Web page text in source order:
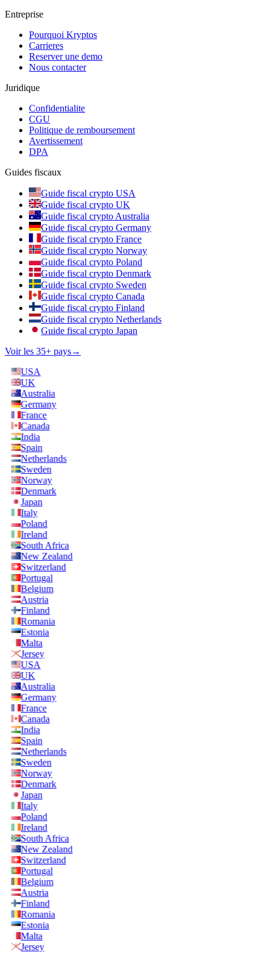
Entreprise
Pourquoi Kryptos
Carrieres
Reserver une demo
Nous contacter
Juridique
Confidentialite
CGU
Politique de remboursement
Avertissement
DPA
Guides fiscaux
Guide fiscal crypto USA
Guide fiscal crypto UK
Guide fiscal crypto Australia
Guide fiscal crypto Germany
Guide fiscal crypto France
Guide fiscal crypto Norway
Guide fiscal crypto Poland
Guide fiscal crypto Denmark
Guide fiscal crypto Sweden
Guide fiscal crypto Canada
Guide fiscal crypto Finland
Guide fiscal crypto Netherlands
Guide fiscal crypto Japan
Voir les 35+ pays→
USA
UK
Australia
Germany
France
Canada
India
Spain
Netherlands
Sweden
Norway
Denmark
Japan
Italy
Poland
Ireland
South Africa
New Zealand
Switzerland
Portugal
Belgium
Austria
Finland
Romania
Estonia
Malta
Jersey
USA
UK
Australia
Germany
France
Canada
India
Spain
Netherlands
Sweden
Norway
Denmark
Japan
Italy
Poland
Ireland
South Africa
New Zealand
Switzerland
Portugal
Belgium
Austria
Finland
Romania
Estonia
Malta
Jersey